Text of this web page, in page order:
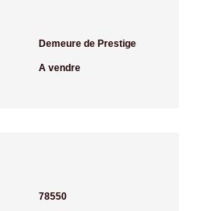
Demeure de Prestige
A vendre
78550